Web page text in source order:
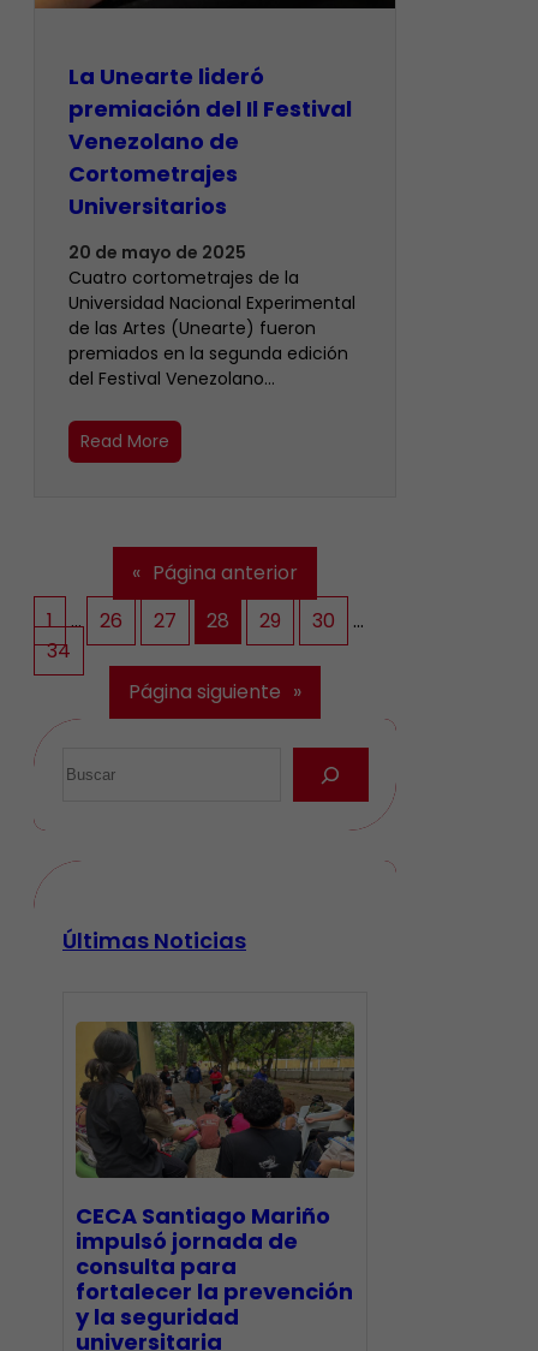
La Unearte lideró
premiación del Il Festival
Venezolano de
Cortometrajes
Universitarios
20 de mayo de 2025
Cuatro cortometrajes de la
Universidad Nacional Experimental
de las Artes (Unearte) fueron
premiados en la segunda edición
del Festival Venezolano…
Read More
« Página anterior
1
… 26 27 28 29 30
…
34
Página siguiente »
Últimas Noticias
CECA Santiago Mariño
impulsó jornada de
consulta para
fortalecer la prevención
y la seguridad
universitaria